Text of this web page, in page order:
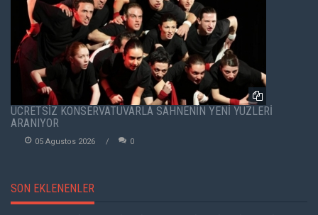
ÜCRETSİZ KONSERVATUVARLA SAHNENİN YENİ YÜZLERİ
ARANIYOR
05 Agustos 2026 0
SON EKLENENLER